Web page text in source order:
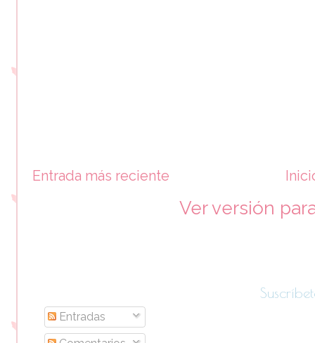
Entrada más reciente
Ver versión
Entradas